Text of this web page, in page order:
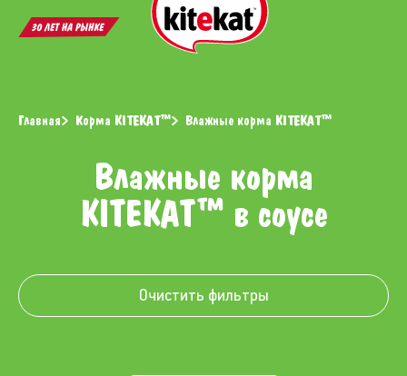
Главная Корма KITEKAT™ Влажные корма KITEKAT™
Влажные корма
KITEKAT™ в соусе
Очистить фильтры